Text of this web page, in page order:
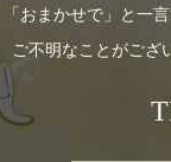
「おまかせで」と一
ご不明なことがござ